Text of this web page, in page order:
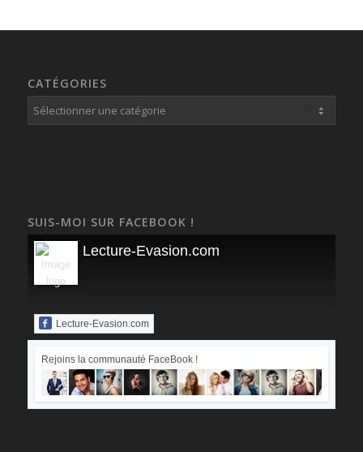
CATÉGORIES
Catégories
SUIS-MOI SUR FACEBOOK !
Lecture-Evasion.com
Lecture-Evasion.com
Rejoins la communauté FaceBook !